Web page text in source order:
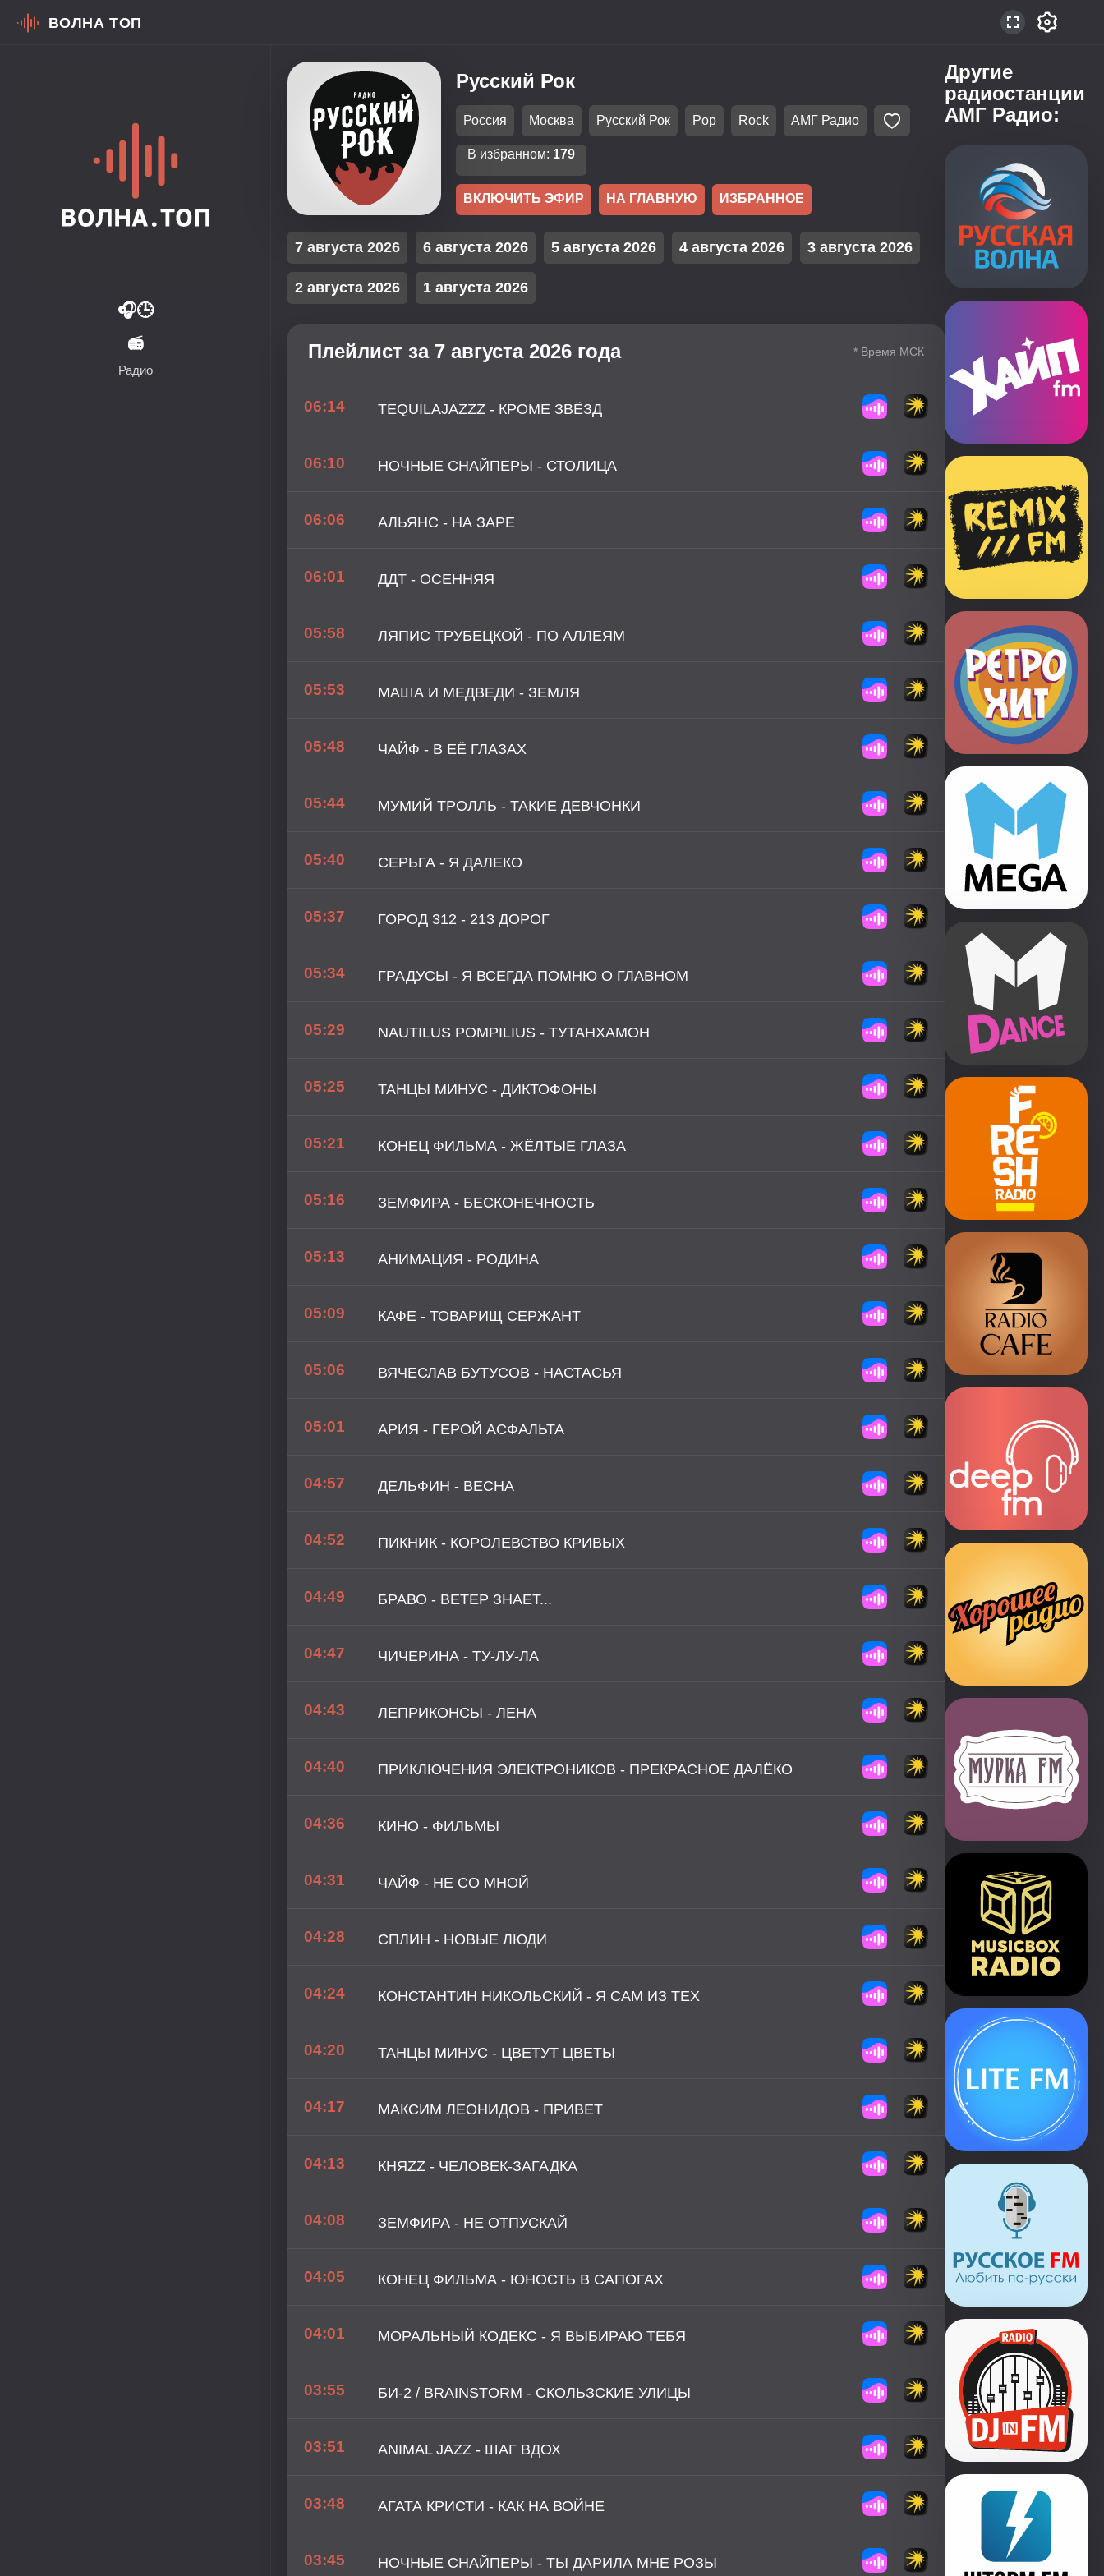
ВОЛНА ТОП
🎧🕒
📻
Радио
Русский Рок
Россия Москва Русский Рок Pop Rock АМГ Радио
В избранном: 179
ВКЛЮЧИТЬ ЭФИР НА ГЛАВНУЮ ИЗБРАННОЕ
7 августа 2026 6 августа 2026 5 августа 2026 4 августа 2026 3 августа 2026
2 августа 2026 1 августа 2026
Плейлист за 7 августа 2026 года * Время МСК
06:14 TEQUILAJAZZZ - КРОМЕ ЗВЁЗД
06:10 НОЧНЫЕ СНАЙПЕРЫ - СТОЛИЦА
06:06 АЛЬЯНС - НА ЗАРЕ
06:01 ДДТ - ОСЕННЯЯ
05:58 ЛЯПИС ТРУБЕЦКОЙ - ПО АЛЛЕЯМ
05:53 МАША И МЕДВЕДИ - ЗЕМЛЯ
05:48 ЧАЙФ - В ЕЁ ГЛАЗАХ
05:44 МУМИЙ ТРОЛЛЬ - ТАКИЕ ДЕВЧОНКИ
05:40 СЕРЬГА - Я ДАЛЕКО
05:37 ГОРОД 312 - 213 ДОРОГ
05:34 ГРАДУСЫ - Я ВСЕГДА ПОМНЮ О ГЛАВНОМ
05:29 NAUTILUS POMPILIUS - ТУТАНХАМОН
05:25 ТАНЦЫ МИНУС - ДИКТОФОНЫ
05:21 КОНЕЦ ФИЛЬМА - ЖЁЛТЫЕ ГЛАЗА
05:16 ЗЕМФИРА - БЕСКОНЕЧНОСТЬ
05:13 АНИМАЦИЯ - РОДИНА
05:09 КАФЕ - ТОВАРИЩ СЕРЖАНТ
05:06 ВЯЧЕСЛАВ БУТУСОВ - НАСТАСЬЯ
05:01 АРИЯ - ГЕРОЙ АСФАЛЬТА
04:57 ДЕЛЬФИН - ВЕСНА
04:52 ПИКНИК - КОРОЛЕВСТВО КРИВЫХ
04:49 БРАВО - ВЕТЕР ЗНАЕТ...
04:47 ЧИЧЕРИНА - ТУ-ЛУ-ЛА
04:43 ЛЕПРИКОНСЫ - ЛЕНА
04:40 ПРИКЛЮЧЕНИЯ ЭЛЕКТРОНИКОВ - ПРЕКРАСНОЕ ДАЛЁКО
04:36 КИНО - ФИЛЬМЫ
04:31 ЧАЙФ - НЕ СО МНОЙ
04:28 СПЛИН - НОВЫЕ ЛЮДИ
04:24 КОНСТАНТИН НИКОЛЬСКИЙ - Я САМ ИЗ ТЕХ
04:20 ТАНЦЫ МИНУС - ЦВЕТУТ ЦВЕТЫ
04:17 МАКСИМ ЛЕОНИДОВ - ПРИВЕТ
04:13 КНЯZZ - ЧЕЛОВЕК-ЗАГАДКА
04:08 ЗЕМФИРА - НЕ ОТПУСКАЙ
04:05 КОНЕЦ ФИЛЬМА - ЮНОСТЬ В САПОГАХ
04:01 МОРАЛЬНЫЙ КОДЕКС - Я ВЫБИРАЮ ТЕБЯ
03:55 БИ-2 / BRAINSTORM - СКОЛЬЗСКИЕ УЛИЦЫ
03:51 ANIMAL JAZZ - ШАГ ВДОХ
03:48 АГАТА КРИСТИ - КАК НА ВОЙНЕ
03:45 НОЧНЫЕ СНАЙПЕРЫ - ТЫ ДАРИЛА МНЕ РОЗЫ
Другие
радиостанции
АМГ Радио: